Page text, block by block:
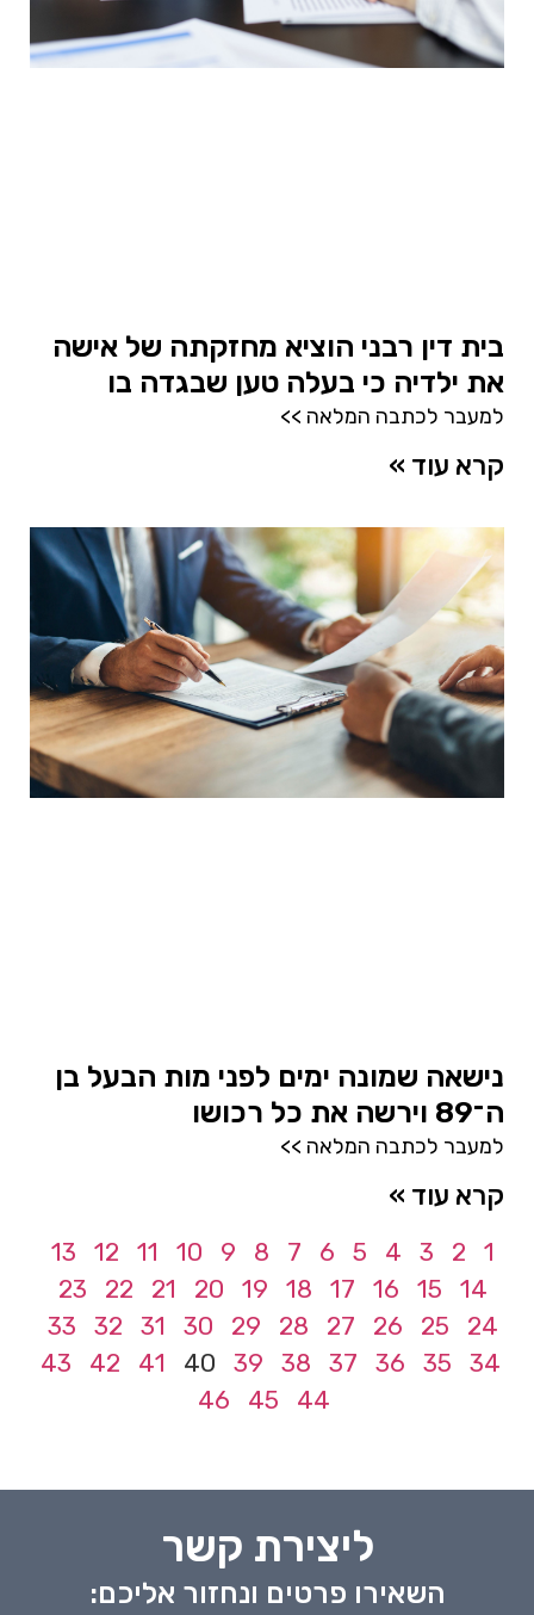
בית דין רבני הוציא מחזקתה של אישה
את ילדיה כי בעלה טען שבגדה בו
למעבר לכתבה המלאה >>
קרא עוד »
נישאה שמונה ימים לפני מות הבעל בן
ה־89 וירשה את כל רכושו
למעבר לכתבה המלאה >>
קרא עוד »
1
2
3
4
5
6
7
8
9
10
11
12
13
14
15
16
17
18
19
20
21
22
23
24
25
26
27
28
29
30
31
32
33
34
35
36
37
38
39
40
41
42
43
44
45
46
ליצירת קשר
השאירו פרטים ונחזור אליכם: